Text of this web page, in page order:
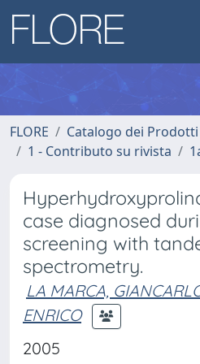
FLORE
Catalogo dei
1 - Contributo su rivista
case diagnosed
screening with
spectrometry.
LA MARCA,
ENRICO
2005